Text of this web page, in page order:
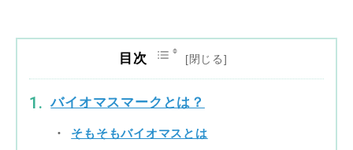
目次
バイオマスマークとは？
そもそもバイオマスとは